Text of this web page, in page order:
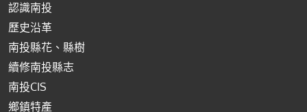
認識南投
歷史沿革
南投縣花、縣樹
續修南投縣志
南投CIS
鄉鎮特產